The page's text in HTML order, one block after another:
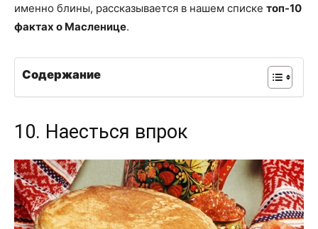
именно блины, рассказывается в нашем списке топ-10
фактах о Масленице.
Содержание
10. Наесться впрок